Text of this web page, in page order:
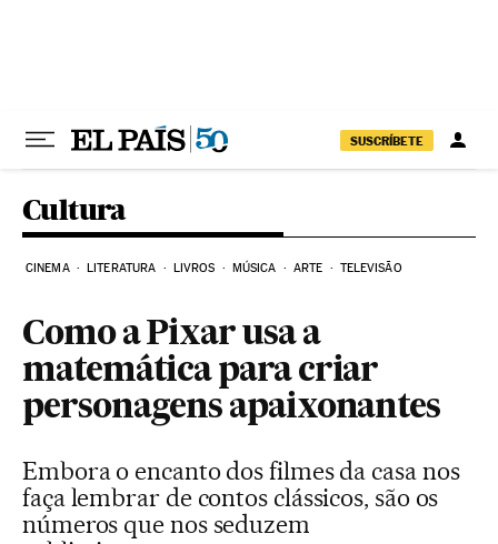
SUSCRÍBETE
Cultura
CINEMA LITERATURA LIVROS MÚSICA ARTE TELEVISÃO
Como a Pixar usa a
matemática para criar
personagens apaixonantes
Embora o encanto dos filmes da casa nos
faça lembrar de contos clássicos, são os
números que nos seduzem